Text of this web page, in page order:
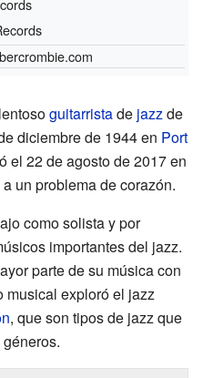
guitarristade jazzde
diciembre de 1944 en Port
el 22 de agosto de 2017 en
un problema de corazón.
como solista y por
importantes del jazz.
parte de su música con
musical exploró el jazz
, que son tipos de jazz que